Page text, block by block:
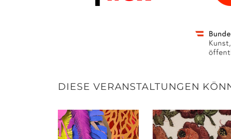
DIESE VERANSTALTUNGEN